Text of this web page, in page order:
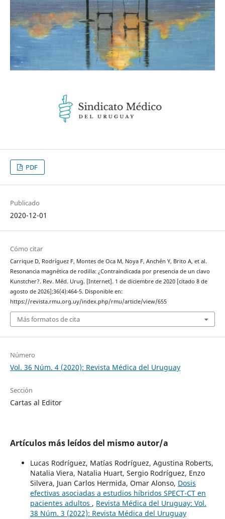
PDF
Publicado
2020-12-01
Cómo citar
Carrique D, Rodríguez F, Montes de Oca M, Noya F, Anchén Y, Brito A, et al.
Resonancia magnética de rodilla: ¿Contraindicada por presencia de un clavo
Kunstcher?. Rev. Méd. Urug. [Internet]. 1 de diciembre de 2020 [citado 8 de
agosto de 2026];36(4):464-5. Disponible en:
https://revista.rmu.org.uy/index.php/rmu/article/view/655
Más formatos de cita
Número
Vol. 36 Núm. 4 (2020): Revista Médica del Uruguay
Sección
Cartas al Editor
Artículos más leídos del mismo autor/a
Lucas Rodríguez, Matías Rodríguez, Agustina Roberts,
Natalia Viera, Natalia Huart, Sergio Rodríguez, Enzo
Silvera, Juan Carlos Hermida, Omar Alonso, Dosis
efectivas asociadas a estudios híbridos SPECT-CT en
pacientes adultos , Revista Médica del Uruguay: Vol.
38 Núm. 3 (2022): Revista Médica del Uruguay